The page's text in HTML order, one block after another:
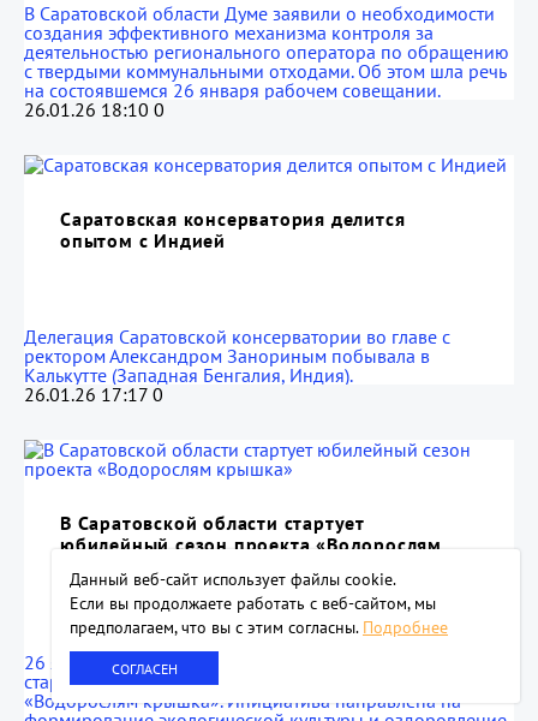
В Саратовской области Думе заявили о необходимости
создания эффективного механизма контроля за
деятельностью регионального оператора по обращению
с твердыми коммунальными отходами. Об этом шла речь
на состоявшемся 26 января рабочем совещании.
26.01.26 18:10 0
Саратовская консерватория делится
опытом с Индией
Делегация Саратовской консерватории во главе с
ректором Александром Занориным побывала в
Калькутте (Западная Бенгалия, Индия).
26.01.26 17:17 0
В Саратовской области стартует
юбилейный сезон проекта «Водорослям
26 января экоцентр «Экологизатор» объявил о
старте десятого сезона экологического проекта
«Водорослям крышка». Инициатива направлена на
Данный веб-сайт использует файлы сookie.
Если вы продолжаете работать с веб-сайтом, мы
предполагаем, что вы с этим согласны. Подробнее
СОГЛАСЕН